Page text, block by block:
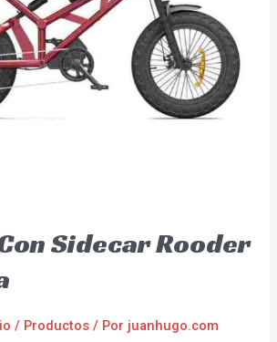
Sidecar Rooder
/ Productos / Por juanhugo.com